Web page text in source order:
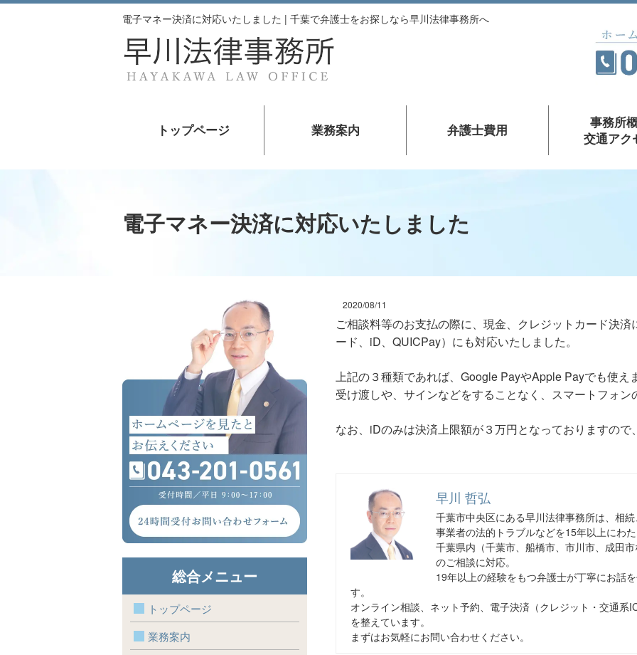
電子マネー決済に対応いたしました | 千葉で弁護士をお探しなら早川法律事務所へ
トップページ 業務案内 弁護士費用
事務所
交通アク
電子マネー決済に対応いたしました
2020/08/11
ご相談料等のお支払の際に、現金、クレジットカード決
ード、iD、QUICPay）にも対応いたしました。
上記の３種類であれば、Google PayやApple Payでも使え
受け渡しや、サインなどをすることなく、スマートフォン
なお、iDのみは決済上限額が３万円となっておりますので
早川 哲弘
千葉市中央区にある早川法律事務所は、相
事業者の法的トラブルなどを15年以上にわ
千葉県内（千葉市、船橋市、市川市、成田
のご相談に対応。
19年以上の経験をもつ弁護士が丁寧にお話
す。
オンライン相談、ネット予約、電子決済（クレジット・交通系
を整えています。
まずはお気軽にお問い合わせください。
総合メニュー
トップページ
業務案内